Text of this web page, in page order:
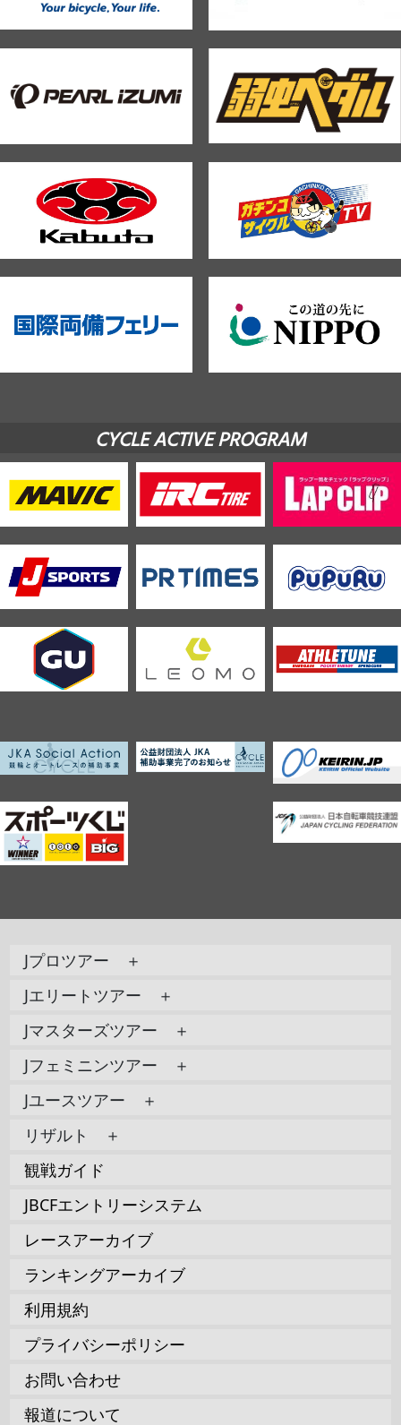
CYCLE ACTIVE PROGRAM
Jプロツアー ＋
Jエリートツアー ＋
Jマスターズツアー ＋
Jフェミニンツアー ＋
Jユースツアー ＋
リザルト ＋
観戦ガイド
JBCFエントリーシステム
レースアーカイブ
ランキングアーカイブ
利用規約
プライバシーポリシー
お問い合わせ
報道について